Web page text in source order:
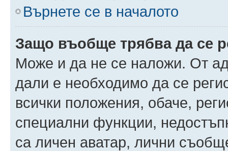
Върнете се в началото
Защо въобще трябва да се
Може и да не се наложи. От
дали е необходимо да се
всички положения, обаче,
специални функции,
са личен аватар, лични